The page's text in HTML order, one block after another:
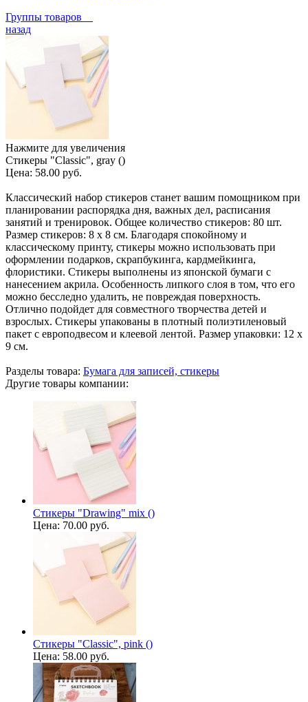
Группы товаров
назад
Нажмите для увеличения
Стикеры "Classic", gray ()
Цена: 58.00 руб.
Классический набор стикеров станет вашим помощником при
планировании распорядка дня, важных дел, расписания
занятий и тренировок. Общее количество стикеров: 80 шт.
Размер стикеров: 8 х 8 см. Благодаря спокойному и
классическому принту, стикеры можно использовать при
оформлении подарков, скрапбукинга, кардмейкинга,
флористики. Стикеры выполнены из японской бумаги с
нанесением акрила. Особенность липкого слоя в том, что его
можно бесследно удалить, не повреждая поверхность.
Отлично подойдет для совместного творчества детей и
взрослых. Стикеры упакованы в плотный полиэтиленовый
пакет с европодвесом и клеевой лентой. Размер упаковки: 12 х
9 см.
Разделы товара: Бумага для записей, стикеры
Другие товары компании:
Стикеры "Drawing" mix ()
Цена: 70.00 руб.
Стикеры "Classic", pink ()
Цена: 58.00 руб.